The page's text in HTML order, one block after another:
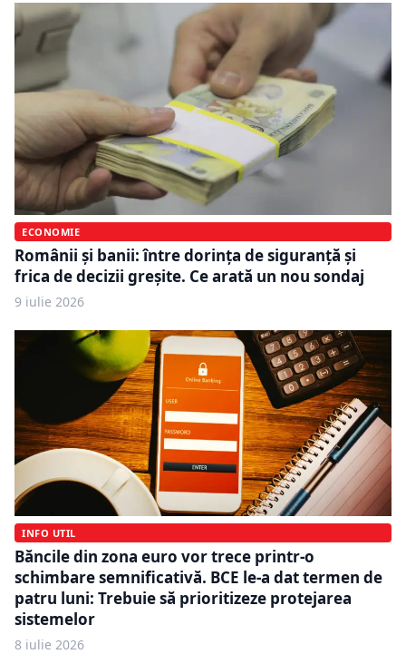
ECONOMIE
Românii și banii: între dorința de siguranță și
frica de decizii greșite. Ce arată un nou sondaj
9 iulie 2026
INFO UTIL
Băncile din zona euro vor trece printr-o
schimbare semnificativă. BCE le-a dat termen de
patru luni: Trebuie să prioritizeze protejarea
sistemelor
8 iulie 2026